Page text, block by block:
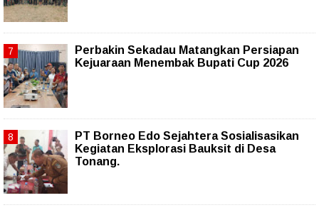
Perbakin Sekadau Matangkan Persiapan
Kejuaraan Menembak Bupati Cup 2026
PT Borneo Edo Sejahtera Sosialisasikan
Kegiatan Eksplorasi Bauksit di Desa
Tonang.